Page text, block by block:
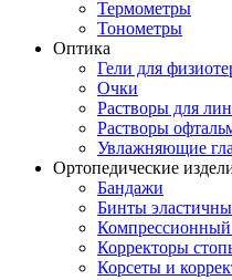
Термометры
Тонометры
Оптика
Гели для
Очки
Растворы для
Растворы
Увлажняющие
Ортопедические
Бандажи
Бинты
Компрессионный
Корректоры
Корсеты и